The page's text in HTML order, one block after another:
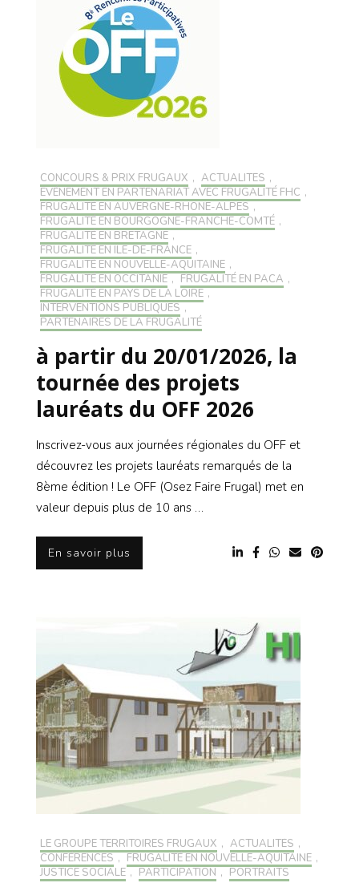
CONCOURS & PRIX FRUGAUX , ACTUALITÉS ,
EVÉNEMENT EN PARTENARIAT AVEC FRUGALITÉ FHC ,
FRUGALITÉ EN AUVERGNE-RHONE-ALPES ,
FRUGALITÉ EN BOURGOGNE-FRANCHE-COMTÉ ,
FRUGALITÉ EN BRETAGNE ,
FRUGALITÉ EN ILE-DE-FRANCE ,
FRUGALITÉ EN NOUVELLE-AQUITAINE ,
FRUGALITÉ EN OCCITANIE , FRUGALITÉ EN PACA ,
FRUGALITÉ EN PAYS DE LA LOIRE ,
INTERVENTIONS PUBLIQUES ,
PARTENAIRES DE LA FRUGALITÉ
à partir du 20/01/2026, la
tournée des projets
lauréats du OFF 2026
Inscrivez-vous aux journées régionales du OFF et
découvrez les projets lauréats remarqués de la
8ème édition ! Le OFF (Osez Faire Frugal) met en
valeur depuis plus de 10 ans …
En savoir plus
LE GROUPE TERRITOIRES FRUGAUX , ACTUALITÉS ,
CONFÉRENCES , FRUGALITÉ EN NOUVELLE-AQUITAINE ,
JUSTICE SOCIALE , PARTICIPATION , PORTRAITS